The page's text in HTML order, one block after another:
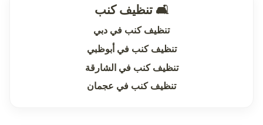
🛋 تنظيف كنب
تنظيف كنب في دبي
تنظيف كنب في أبوظبي
تنظيف كنب في الشارقة
تنظيف كنب في عجمان